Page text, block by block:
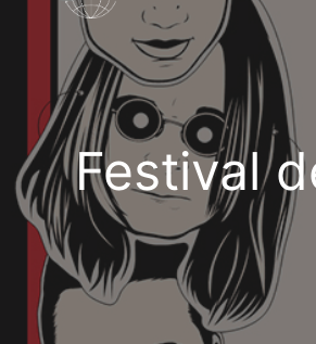
Festival